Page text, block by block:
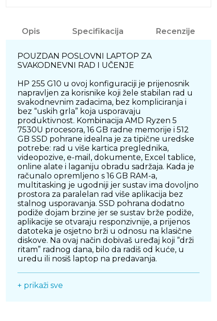
Opis Specifikacija Recenzije
POUZDAN POSLOVNI LAPTOP ZA
SVAKODNEVNI RAD I UČENJE
HP 255 G10 u ovoj konfiguraciji je prijenosnik
napravljen za korisnike koji žele stabilan rad u
svakodnevnim zadacima, bez kompliciranja i
bez “uskih grla” koja usporavaju
produktivnost. Kombinacija AMD Ryzen 5
7530U procesora, 16 GB radne memorije i 512
GB SSD pohrane idealna je za tipične uredske
potrebe: rad u više kartica preglednika,
videopozive, e-mail, dokumente, Excel tablice,
online alate i laganiju obradu sadržaja. Kada je
računalo opremljeno s 16 GB RAM-a,
multitasking je ugodniji jer sustav ima dovoljno
prostora za paralelan rad više aplikacija bez
stalnog usporavanja. SSD pohrana dodatno
podiže dojam brzine jer se sustav brže podiže,
aplikacije se otvaraju responzivnije, a prijenos
datoteka je osjetno brži u odnosu na klasične
diskove. Na ovaj način dobivaš uređaj koji “drži
ritam” radnog dana, bilo da radiš od kuće, u
uredu ili nosiš laptop na predavanja.
UGODNIJI PRIKAZ
+ prikaži sve